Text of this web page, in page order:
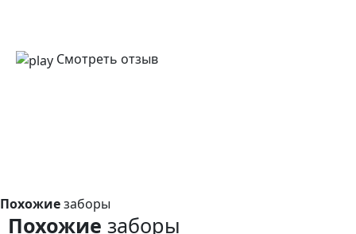
Смотреть отзыв
Похожиезаборы
Похожие заборы